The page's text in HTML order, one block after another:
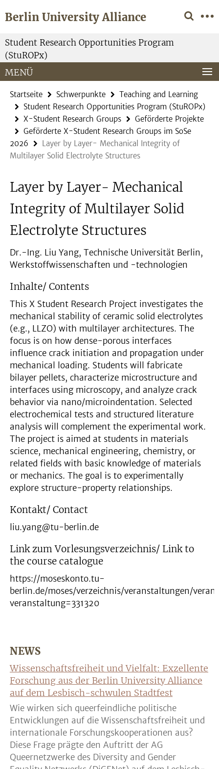
direkt
Inhalt
Berlin University Alliance
Service-
Navigation
Student Research Opportunities Program
(StuROPx)
MENÜ
Startseite Schwerpunkte
Teaching and Learning
Student Research Opportunities Program (StuROPx)
X-Student Research Groups
Geförderte Projekte
Geförderte X-Student Research Groups im SoSe
2026
Layer by Layer- Mechanical Integrity of
Multilayer Solid Electrolyte Structures
Layer by Layer- Mechanical
Integrity of Multilayer Solid
Electrolyte Structures
Dr.-Ing. Liu Yang, Technische Universität Berlin,
Werkstoffwissenschaften und -technologien
Inhalte/ Contents
This X Student Research Project investigates the
mechanical stability of ceramic solid electrolytes
(e.g., LLZO) with multilayer architectures. The
focus is on how dense-porous interfaces
influence crack initiation and propagation under
mechanical loading. Students will fabricate
bilayer pellets, characterize microstructure and
interfaces using microscopy, and analyze crack
behavior via nano/microindentation. Selected
electrochemical tests and structured literature
analysis will complement the experimental work.
The project is aimed at students in materials
science, mechanical engineering, chemistry, or
related fields with basic knowledge of materials
or mechanics. The goal is to experimentally
explore structure-property relationships.
Kontakt/ Contact
liu.yang@tu-berlin.de
Link zum Vorlesungsverzeichnis/ Link to
the course catalogue
https://moseskonto.tu-
berlin.de/moses/verzeichnis/veranstaltungen/
veranstaltung=331320
NEWS
Wissenschaftsfreiheit und Vielfalt: Exzellente
Forschung aus der Berlin University Alliance
auf dem Lesbisch-schwulen Stadtfest
Wie wirken sich queerfeindliche politische
Entwicklungen auf die Wissenschaftsfreiheit und
internationale Forschungskooperationen aus?
Diese Frage prägte den Auftritt der AG
Queernetzwerke des Diversity and Gender